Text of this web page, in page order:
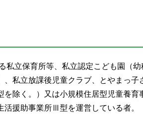
私立保育所等、私立認定こども園（幼
私立放課後児童クラブ、とやまっ子
除く。）又は小規模住居型児童養育
援助事業所Ⅲ型を運営している者。